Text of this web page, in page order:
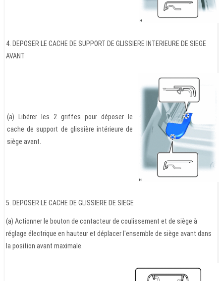
4. DEPOSER LE CACHE DE SUPPORT DE GLISSIERE INTERIEURE DE SIEGE
AVANT
(a) Libérer les 2 griffes pour déposer le
cache de support de glissière intérieure de
siège avant.
5. DEPOSER LE CACHE DE GLISSIERE DE SIEGE
(a) Actionner le bouton de contacteur de coulissement et de siège à
réglage électrique en hauteur et déplacer l'ensemble de siège avant dans
la position avant maximale.